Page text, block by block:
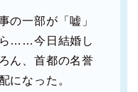
の一部が「嘘」
……今日結婚し
ん、首都の名誉
になった。